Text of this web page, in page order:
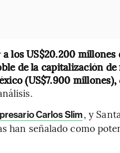
a los US$20.200
de la capitalización
(US$7.900 millones),
Carlos Slim, y
han señalado como